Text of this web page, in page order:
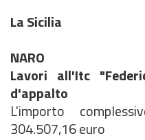
La Sicilia
NARO
Lavori all'Itc
d'appalto
L'importo
304.507,16 euro